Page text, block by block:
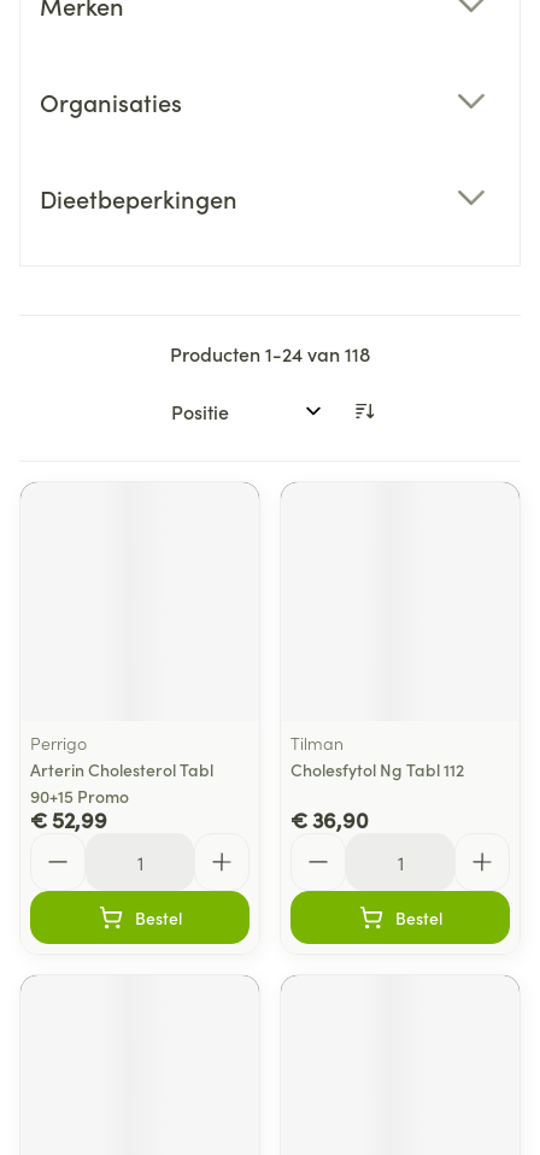
Organisaties
Dieetbeperkingen
Producten1-24van118
Sorteer op:
Perrigo
Arterin Cholesterol Tabl
90+15 Promo
€ 52,99
Bestel
Tilman
Cholesfytol Ng Tabl 112
€ 36,90
Bestel